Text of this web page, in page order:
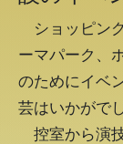
ショッピン
ーマパーク、
のためにイベ
芸はいかがで
控室から演